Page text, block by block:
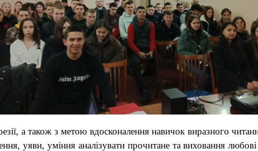
а також з метою вдосконалення навичок виразного
уяви, уміння аналізувати прочитане та виховання